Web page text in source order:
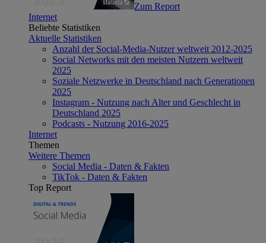
Zum Report
Internet
Beliebte Statistiken
Aktuelle Statistiken
Anzahl der Social-Media-Nutzer weltweit 2012-2025
Social Networks mit den meisten Nutzern weltweit
2025
Soziale Netzwerke in Deutschland nach Generationen
2025
Instagram - Nutzung nach Alter und Geschlecht in
Deutschland 2025
Podcasts - Nutzung 2016-2025
Internet
Themen
Weitere Themen
Social Media - Daten & Fakten
TikTok - Daten & Fakten
Top Report